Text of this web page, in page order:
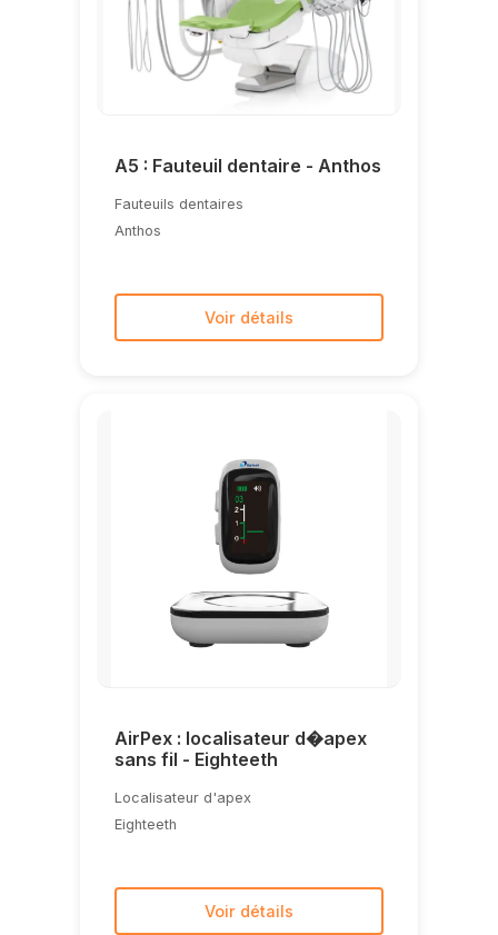
Siger (3)
Stern Weber
Suntem (1)
A5 : Fauteuil dentaire - Anthos
Fauteuils dentaires
Anthos
Voir détails
AirPex : localisateur d�apex
sans fil - Eighteeth
Localisateur d'apex
Eighteeth
Voir détails